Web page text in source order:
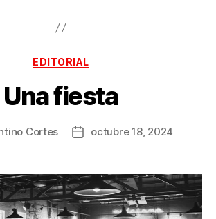
Categorías
EDITORIAL
Una fiesta
Cortes
Fecha
publicación
octubre 18, 2024